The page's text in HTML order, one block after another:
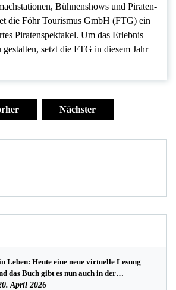
Bühnenshows und Piraten-
die Föhr Tourismus GmbH (FTG) ein
Piratenspektakel. Um das Erlebnis
setzt die FTG in diesem Jahr
Nächster
Heute eine neue virtuelle Lesung –
das Buch gibt es nun auch in der
Stadtbuchhandlung
April 2026